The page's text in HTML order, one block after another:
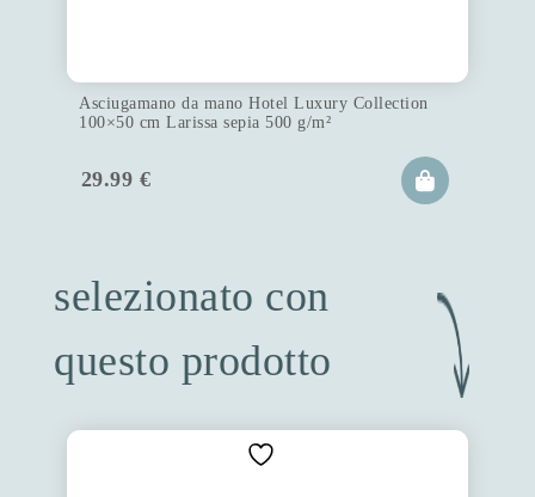
Asciugamano da mano Hotel Luxury Collection
100×50 cm Larissa sepia 500 g/m²
29.99 €
selezionato con
questo prodotto